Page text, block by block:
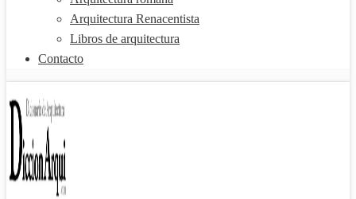
Arquitectura Renacentista
Libros de arquitectura
Contacto